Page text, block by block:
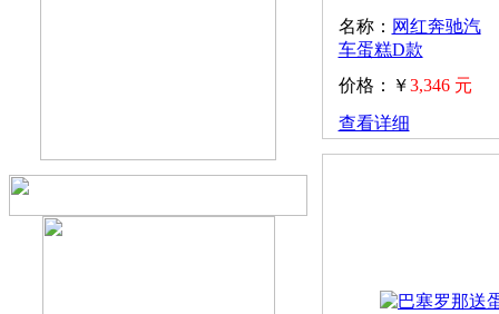
名称： 网红奔驰汽
车蛋糕D款
价格：￥3,346 元
查看详细